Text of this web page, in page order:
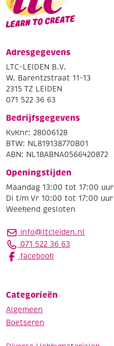
Adresgegevens
LTC-LEIDEN B.V.
W. Barentzstraat 11-13
2315 TZ LEIDEN
071 522 36 63
Bedrijfsgegevens
KvKnr: 28006128
BTW: NL819138770B01
ABN: NL18ABNA0566420872
Openingstijden
Maandag 13:00 tot 17:00 uur
Di t/m Vr 10:00 tot 17:00 uur
Weekend gesloten
info@ltcleiden.nl
071 522 36 63
facebook
Categorieën
Algemeen
Boetseren